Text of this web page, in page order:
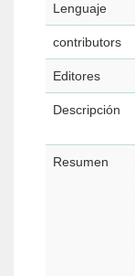
Lenguaje
contributors
Editores
Descripción
Resumen